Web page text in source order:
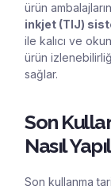
ürün
inkjet (TIJ)
ile kalıcı ve
ürün
sağlar.
Son
Nasıl
Son kullanma